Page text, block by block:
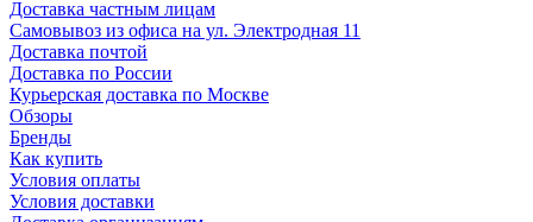
Доставка частным лицам
Самовывоз из офиса на ул. Электродная 11
Доставка почтой
Доставка по России
Курьерская доставка по Москве
Обзоры
Бренды
Как купить
Условия оплаты
Условия доставки